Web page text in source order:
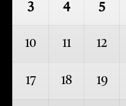
3 4 5
10 11 12
17 18 19